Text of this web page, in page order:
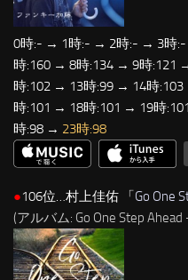
0時:- → 1時:- → 2時:- → 3時
時:160 → 8時:134 → 9時:121
時:102 → 13時:99 → 14時
時:101 → 18時:101 → 19時
時:98 → 23時:98
●106位…村上佳佑 「Go One
(アルバム: Go One Step Ahead